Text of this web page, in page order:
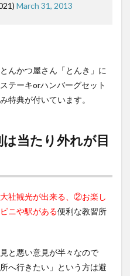
March 31, 2013
んかつ屋さん「とんき」に
テーキorハンバーグセット
特典が付いています。
当たり外れが目
社観光が出来る、②お楽し
ニや駅がある便利な教習所
と悪い意見が半々なので
へ行きたい」という方は避